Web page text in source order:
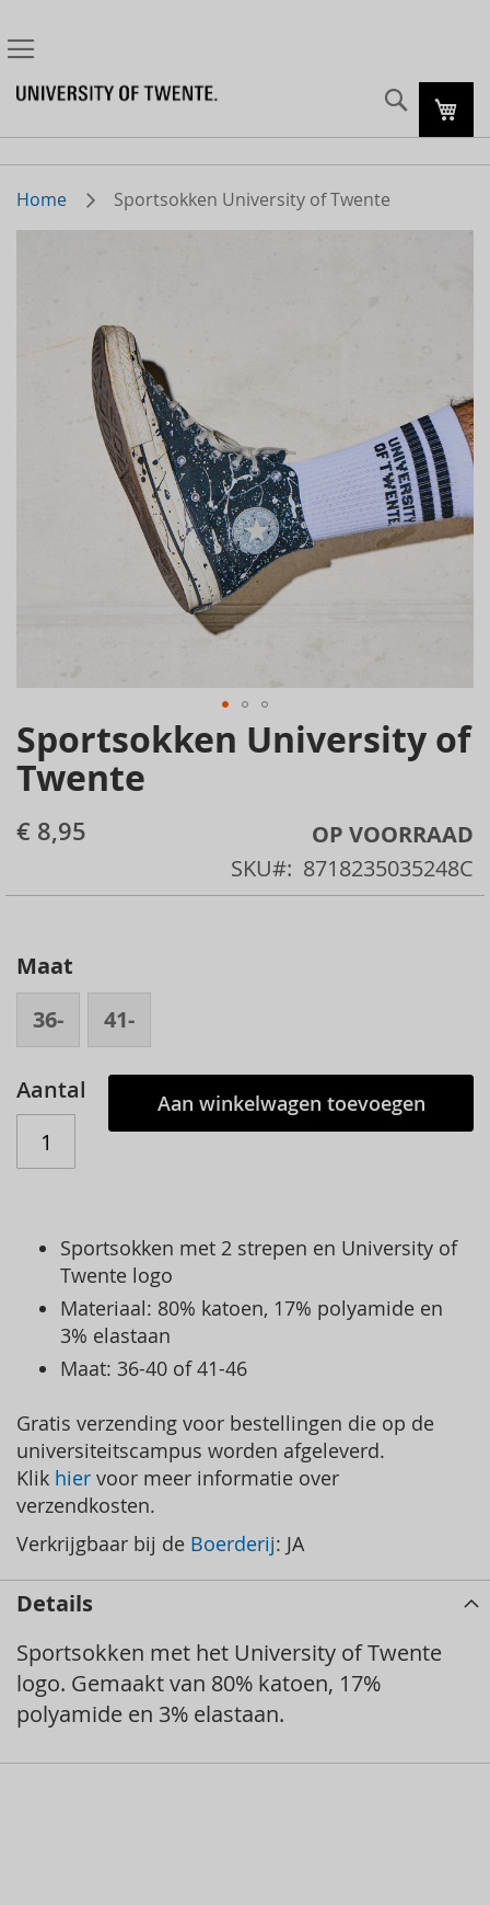
Home Sportsokken University of Twente
Skip
to
the
beginning
the
Sportsokken University of
Twente
€ 8,95
OP VOORRAAD
SKU
8718235035248C
Maat
36-
41-
Aantal
Aan winkelwagen toevoegen
Sportsokken met 2 strepen en University of
Twente logo
Materiaal: 80% katoen, 17% polyamide en
3% elastaan
Maat: 36-40 of 41-46
Gratis verzending voor bestellingen die op de
universiteitscampus worden afgeleverd.
Klik hier voor meer informatie over
verzendkosten.
Verkrijgbaar bij de Boerderij: JA
Details
Sportsokken met het University of Twente
logo. Gemaakt van 80% katoen, 17%
polyamide en 3% elastaan.